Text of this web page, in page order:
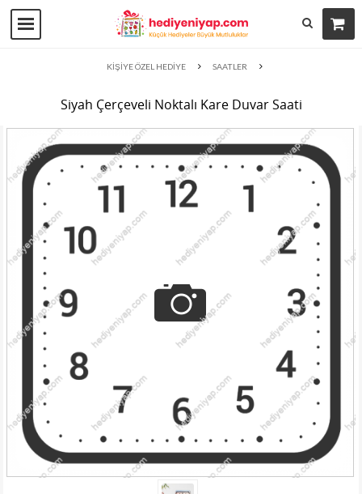
KİŞİYE ÖZEL HEDİYE SAATLER
Siyah Çerçeveli Noktalı Kare Duvar Saati